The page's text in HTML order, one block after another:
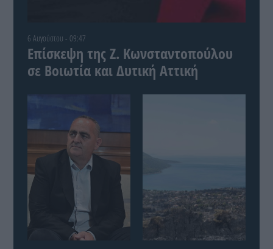
6 Αυγούστου - 09:47
Επίσκεψη της Ζ. Κωνσταντοπούλου
σε Βοιωτία και Δυτική Αττική